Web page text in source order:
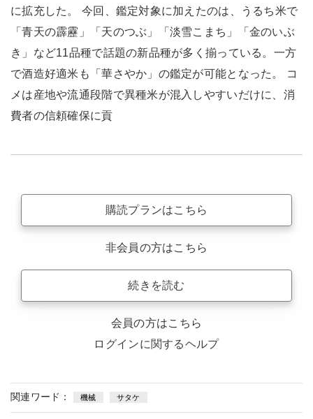
に拡充した。 今回、鑑定対象に加えたのは、うるち米で
「青天の霹靂」「天のつぶ」「淡雪こまち」「金のいぶ
き」など11品種で話題の新品種が多く揃っている。一方
で酒造好適米も「華さやか」の鑑定が可能となった。 コ
メは産地や流通段階で異種米が混入しやすいだけに、消
費者の信頼確保に貢
購読プランはこちら
非会員の方はこちら
続きを読む
会員の方はこちら
ログインに関するヘルプ
関連ワード： 機械 サタケ